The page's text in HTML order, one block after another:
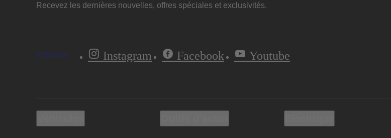
Recevez les dernières nouvelles, offres spéciales et exclusivités.
S'abonner Instagram Facebook Youtube